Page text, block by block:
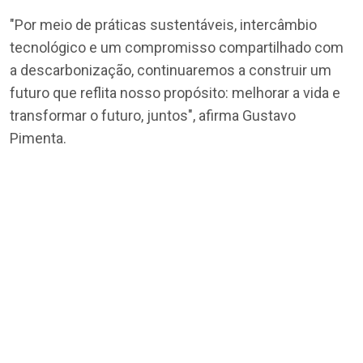
"Por meio de práticas sustentáveis, intercâmbio
tecnológico e um compromisso compartilhado com
a descarbonização, continuaremos a construir um
futuro que reflita nosso propósito: melhorar a vida e
transformar o futuro, juntos", afirma Gustavo
Pimenta.